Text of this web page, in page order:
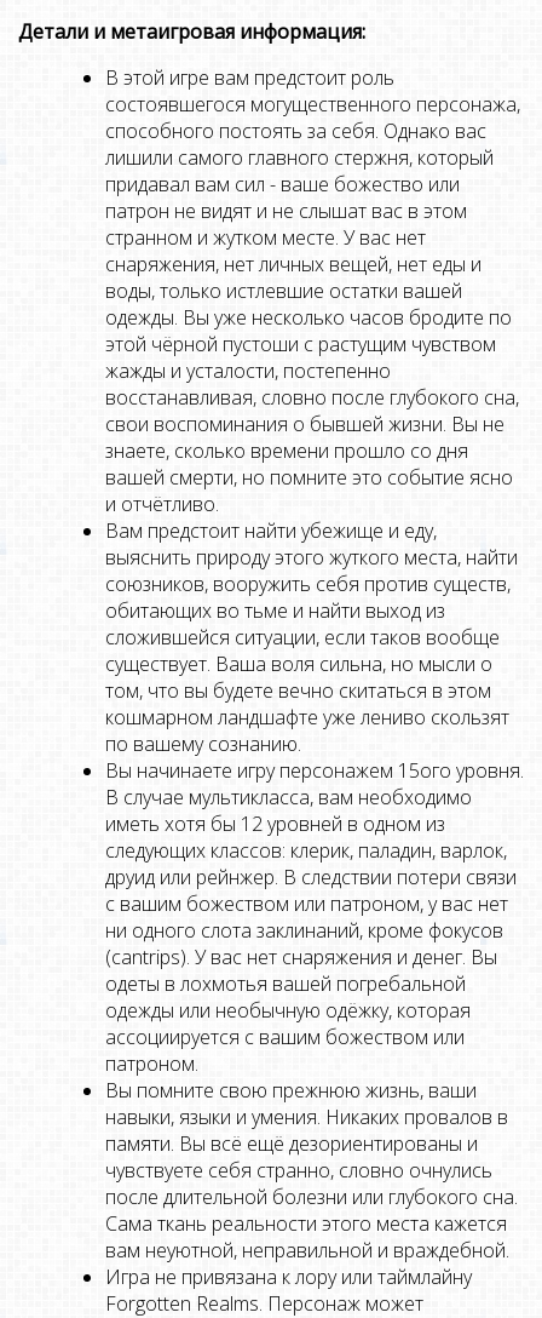
Детали и метаигровая информация:
В этой игре вам предстоит роль
состоявшегося могущественного персонажа,
способного постоять за себя. Однако вас
лишили самого главного стержня, который
придавал вам сил - ваше божество или
патрон не видят и не слышат вас в этом
странном и жутком месте. У вас нет
снаряжения, нет личных вещей, нет еды и
воды, только истлевшие остатки вашей
одежды. Вы уже несколько часов бродите по
этой чёрной пустоши с растущим чувством
жажды и усталости, постепенно
восстанавливая, словно после глубокого сна,
свои воспоминания о бывшей жизни. Вы не
знаете, сколько времени прошло со дня
вашей смерти, но помните это событие ясно
и отчётливо.
Вам предстоит найти убежище и еду,
выяснить природу этого жуткого места, найти
союзников, вооружить себя против существ,
обитающих во тьме и найти выход из
сложившейся ситуации, если таков вообще
существует. Ваша воля сильна, но мысли о
том, что вы будете вечно скитаться в этом
кошмарном ландшафте уже лениво скользят
по вашему сознанию.
Вы начинаете игру персонажем 15ого уровня.
В случае мультикласса, вам необходимо
иметь хотя бы 12 уровней в одном из
следующих классов: клерик, паладин, варлок,
друид или рейнжер. В следствии потери связи
с вашим божеством или патроном, у вас нет
ни одного слота заклинаний, кроме фокусов
(cantrips). У вас нет снаряжения и денег. Вы
одеты в лохмотья вашей погребальной
одежды или необычную одёжку, которая
ассоциируется с вашим божеством или
патроном.
Вы помните свою прежнюю жизнь, ваши
навыки, языки и умения. Никаких провалов в
памяти. Вы всё ещё дезориентированы и
чувствуете себя странно, словно очнулись
после длительной болезни или глубокого сна.
Сама ткань реальности этого места кажется
вам неуютной, неправильной и враждебной.
Игра не привязана к лору или таймлайну
Forgotten Realms. Персонаж может